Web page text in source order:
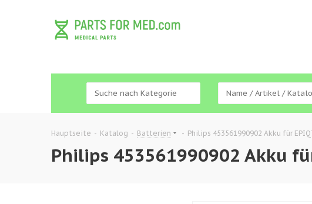
Hauptseite - Katalog - Batterien - Philips 453561990902 Akku für
Philips 453561990902 Akku